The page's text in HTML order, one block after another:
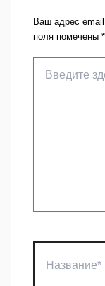
Ваш адрес email
поля помечены *
здесь...